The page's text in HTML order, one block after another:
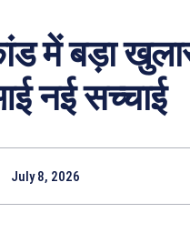
में बड़ा
नई सच्चाई
July 8, 2026